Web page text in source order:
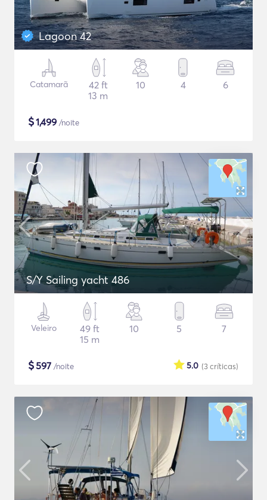
Lagoon 42
Catamarã
42 ft
13 m
10 4 6
$1,499 /noite
S/Y Sailing yacht 486
Veleiro
49 ft
15 m
10 5 7
$597 /noite (3críticas)
5.0